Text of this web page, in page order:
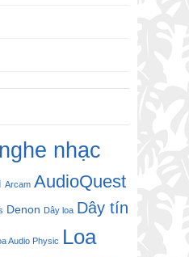
nhạc
Arcam AudioQuest
Denon Dây loa Dây tín
Audio Physic Loa